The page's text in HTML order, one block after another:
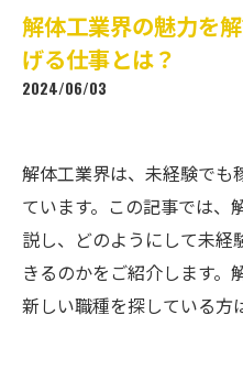
解体工業界の魅力を
げる仕事とは？
2024/06/03
解体工業界は、未経験でも
ています。この記事では、
説し、どのようにして未経
きるのかをご紹介します。
新しい職種を探している方